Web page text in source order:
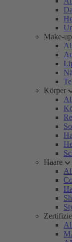
Make-up
Körper
Haare